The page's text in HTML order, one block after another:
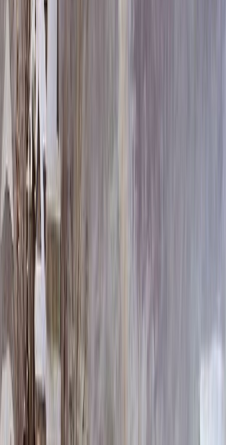
Выбор атрибутов
Материалы
Материалы
Размеры стелы и тумбы Элитные
Размеры стелы и тумбы Элитные
120x60x10 15x70x20
524 280 ₽
120x60x12 20x70x20
551 244 ₽
140x70x10 15x80x20
629 220 ₽
140x70x12 20x80x20
663 996 ₽
120x60x15 20x70x30
685 500 ₽
140x70x15 20x80x30
719 100 ₽
160x80x12 20x90x20
782 496 ₽
160x80x15 20x90x30
Установка памятника
Установка памятника
Без установки
Бесплатно
Стандартная
Усиленная
Бесплатно
100 x 50 x 5
7 875 ₽
100 x 50 x 8
18 000 ₽
100 x 50 x 10